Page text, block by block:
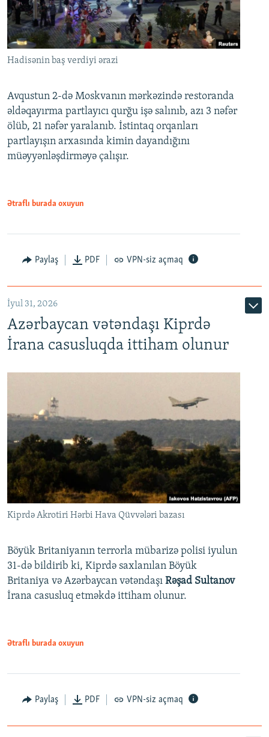
Hadisənin baş verdiyi ərazi
Avqustun 2-də Moskvanın mərkəzində restoranda
əldəqayırma partlayıcı qurğu işə salınıb, azı 3 nəfər
ölüb, 21 nəfər yaralanıb. İstintaq orqanları
partlayışın arxasında kimin dayandığını
müəyyənləşdirməyə çalışır.
Ətraflı burada oxuyun
Paylaş PDF VPN-siz açmaq
İyul 31, 2026
Azərbaycan vətəndaşı Kiprdə
İrana casusluqda ittiham olunur
Kiprdə Akrotiri Hərbi Hava Qüvvələri bazası
Böyük Britaniyanın terrorla mübarizə polisi iyulun
31-də bildirib ki, Kiprdə saxlanılan Böyük
Britaniya və Azərbaycan vətəndaşı Rəşad Sultanov
İrana casusluq etməkdə ittiham olunur.
Ətraflı burada oxuyun
Paylaş PDF VPN-siz açmaq